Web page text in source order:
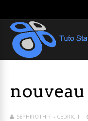
SEPHIROTHFF - CEDRIC T